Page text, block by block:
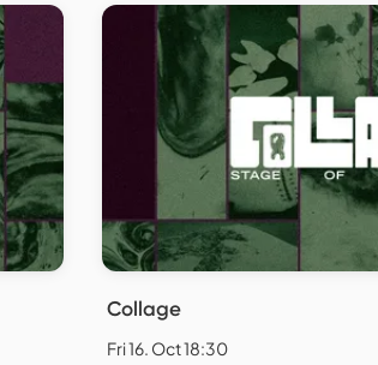
Collage
Fri 16. Oct 18:30